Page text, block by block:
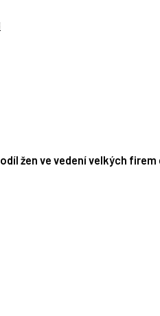
žen ve vedení velkých